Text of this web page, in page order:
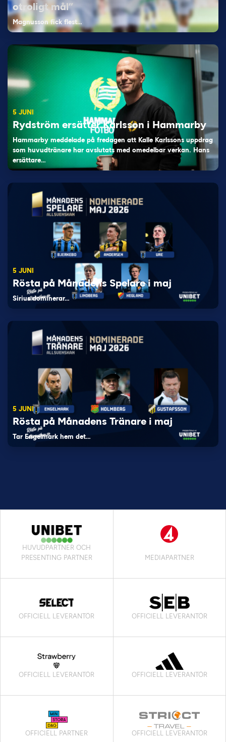
otroligt mål”
Magnusson fick flest…
5 JUNI
Rydström ersätter Karlsson i Hammarby
Hammarby meddelade på fredagen att Kalle Karlssons uppdrag
som huvudtränare har avslutats med omedelbar verkan. Hans
ersättare…
5 JUNI
Rösta på Månadens Spelare i maj
Sirius dominerar…
5 JUNI
Rösta på Månadens Tränare i maj
Tar Engelmark hem det…
HUVUDPARTNER OCH
PRESENTING PARTNER
MEDIAPARTNER
OFFICIELL LEVERANTÖR OFFICIELL LEVERANTÖR
OFFICIELL LEVERANTÖR OFFICIELL LEVERANTÖR
OFFICIELL PARTNER OFFICIELL LEVERANTÖR